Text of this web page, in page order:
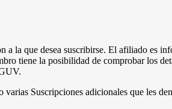
la que desea suscribirse. El afiliado es
tiene la posibilidad de comprobar los
Suscripciones adicionales que les